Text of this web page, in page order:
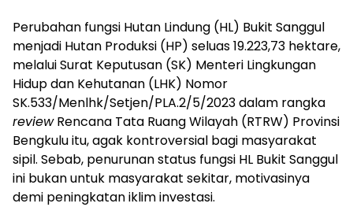
Perubahan fungsi Hutan Lindung (HL) Bukit Sanggul
menjadi Hutan Produksi (HP) seluas 19.223,73 hektare,
melalui Surat Keputusan (SK) Menteri Lingkungan
Hidup dan Kehutanan (LHK) Nomor
SK.533/Menlhk/Setjen/PLA.2/5/2023 dalam rangka
reviewRencana Tata Ruang Wilayah (RTRW) Provinsi
Bengkulu itu, agak kontroversial bagi masyarakat
sipil. Sebab, penurunan status fungsi HL Bukit Sanggul
ini bukan untuk masyarakat sekitar, motivasinya
demi peningkatan iklim investasi.